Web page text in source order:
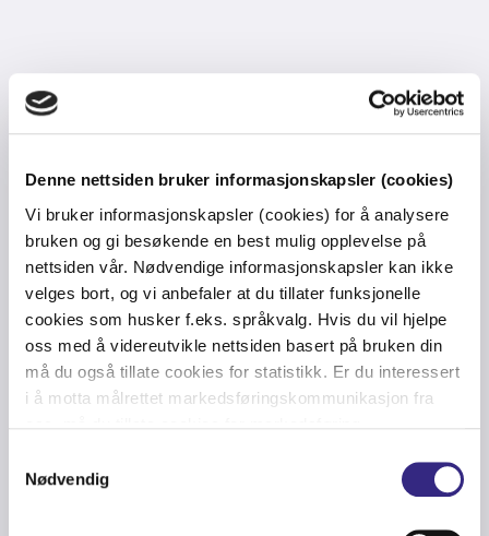
Denne nettsiden bruker informasjonskapsler (cookies)
Vi bruker informasjonskapsler (cookies) for å analysere
bruken og gi besøkende en best mulig opplevelse på
nettsiden vår. Nødvendige informasjonskapsler kan ikke
velges bort, og vi anbefaler at du tillater funksjonelle
cookies som husker f.eks. språkvalg. Hvis du vil hjelpe
oss med å videreutvikle nettsiden basert på bruken din
må du også tillate cookies for statistikk. Er du interessert
i å motta målrettet markedsføringskommunikasjon fra
Nødvendig
Research Paper
Whitepaper
Articles